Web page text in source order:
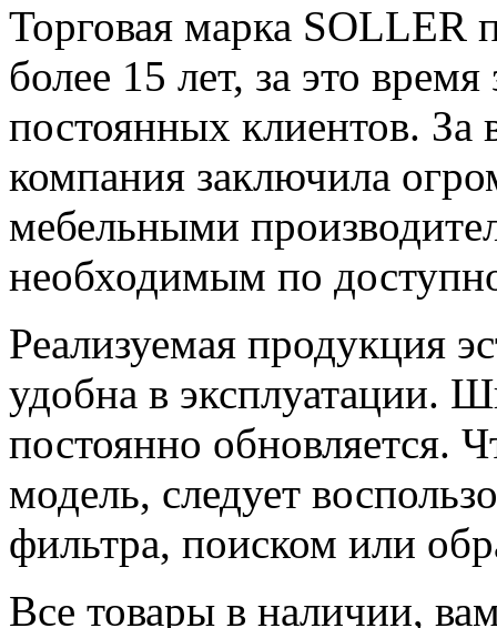
Торговая марка SOLLER
более 15 лет, за это
постоянных клиентов. За
компания заключила
мебельными
необходимым по
Реализуемая продукция
удобна в эксплуатации.
постоянно обновляется.
модель, следует
фильтра, поиском или
Все товары в наличии,